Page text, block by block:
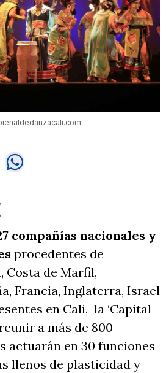
compañías nacionales y
procedentes de
Costa de Marfil,
Francia, Inglaterra, Israel
en Cali, la ‘Capital
a más de 800
actuarán en 30 funciones
llenos de plasticidad y